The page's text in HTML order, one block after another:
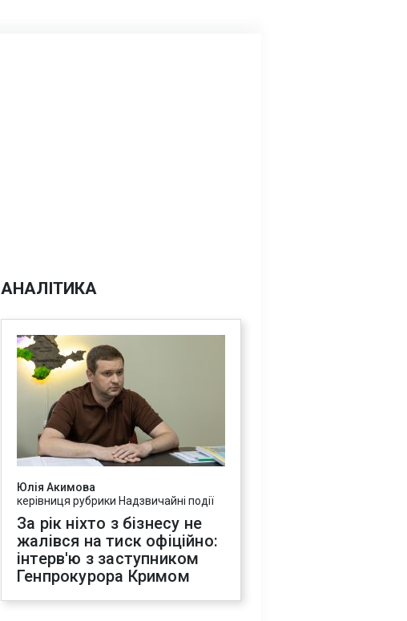
АНАЛІТИКА
Юлія Акимова
керівниця рубрики Надзвичайні події
За рік ніхто з бізнесу не
жалівся на тиск офіційно:
інтерв'ю з заступником
Генпрокурора Кримом